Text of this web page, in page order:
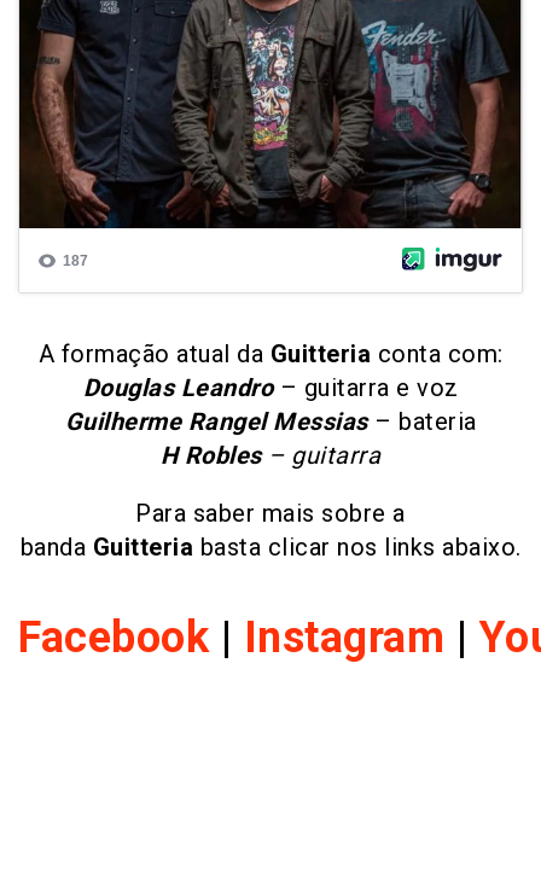
A formação atual da Guitteria conta com:
Douglas Leandro– guitarra e voz
Guilherme Rangel Messias– bateria
H Robles– guitarra
Para saber mais sobre a
banda Guitteria basta clicar nos links abaixo.
Facebook | Instagram |